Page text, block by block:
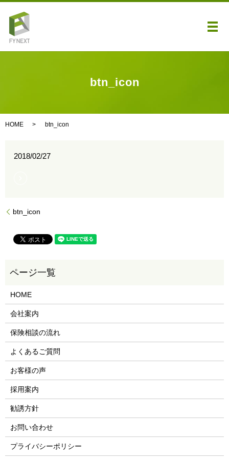
メ
btn_icon
HOME btn_icon
2018/02/27
btn_icon
HOME
会社案内
保険相談の流れ
よくあるご質問
お客様の声
採用案内
勧誘方針
お問い合わせ
プライバシーポリシー